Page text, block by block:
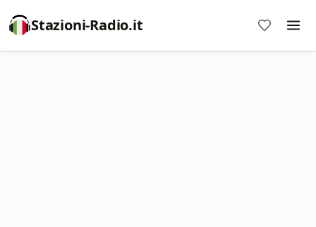
Stazioni-Radio.it